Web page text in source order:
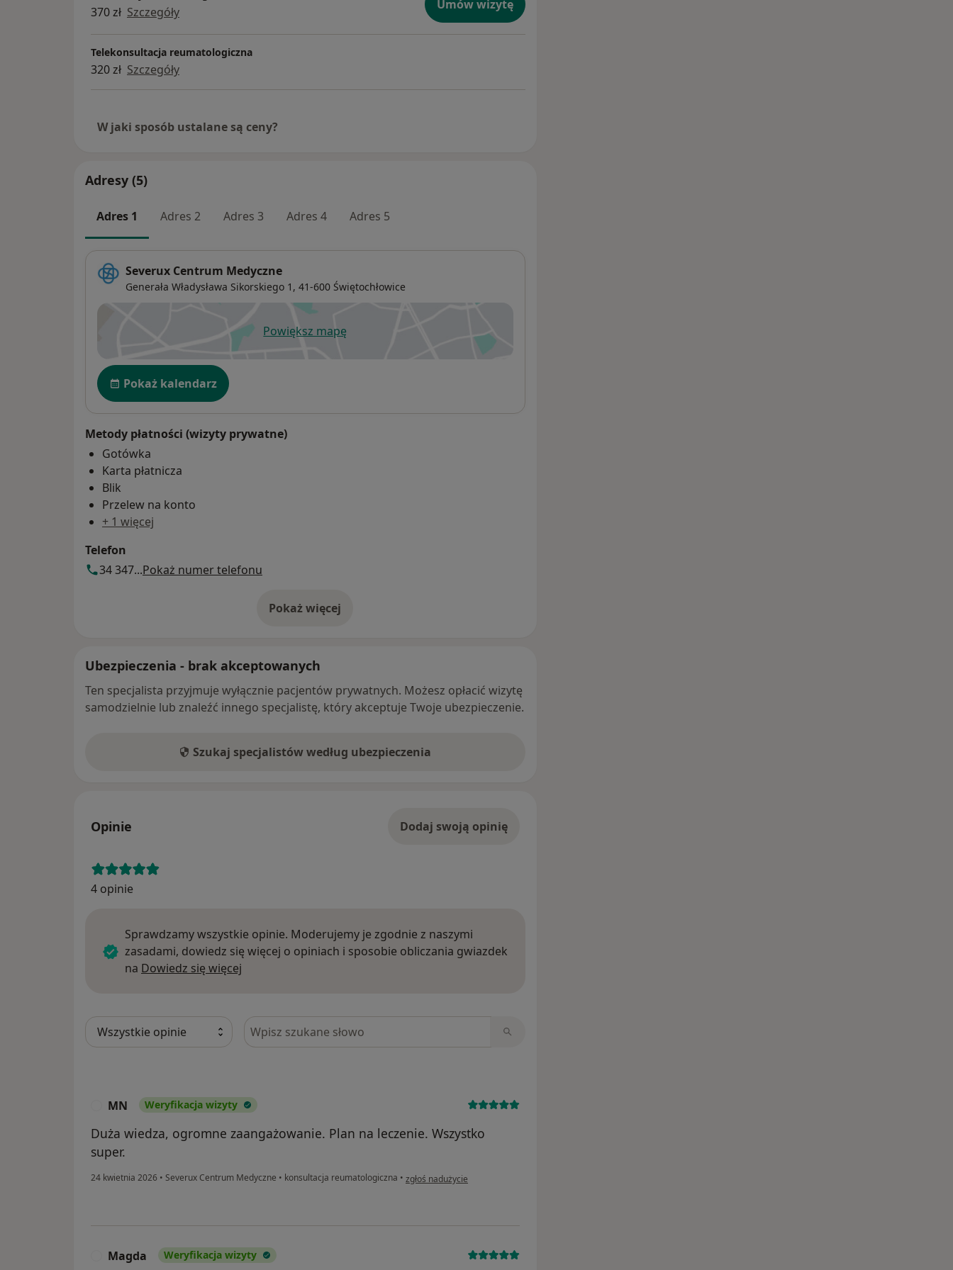
i ogólna, dermatologia, diabetologia, dietetyka,
endokrynologia, fizjoterapia, ginekologia,
hematologia, interna, kardiologia, laryngologia,
medycyna estetyczna, medycyna pracy,
neurologia, okulistyka, onkologia, optometria,
ortodoncja, ortopedia, pediatria, podologia,
przewlekłych, poradnia leczenia stopy
urologia. W placówce w Świętochłowicach działa
też punkt pobrań oraz pracownia radiologii
stomatologicznej. Do zobaczenia w CM Severux!
:)
370 zł Szczegóły Umów wizytę
Telekonsultacja reumatologiczna
320 zł Szczegóły
W jaki sposób ustalane są ceny?
Adresy (5)
Adres 1 Adres 2 Adres 3 Adres 4 Adres 5
Severux Centrum Medyczne
Generała Władysława Sikorskiego 1, 41-600 Świętochłowice
Powiększ mapęotwiera się w nowej karcie
Dostępność
Pokaż kalendarz
Metody płatności (wizyty prywatne)
Gotówka
Karta płatnicza
Blik
Przelew na konto
+ 1 więcej
Telefon
34 347...Pokaż numer telefonu
Pokaż więcej
o adresie
Ubezpieczenia - brak akceptowanych
Ten specjalista przyjmuje wyłącznie pacjentów prywatnych. Możesz opłacić wizytę
samodzielnie lub znaleźć innego specjalistę, który akceptuje Twoje ubezpieczenie.
Szukaj specjalistów według ubezpieczenia
Opinie Dodaj swoją opinię
4 opinie
Sprawdzamy wszystkie opinie. Moderujemy je zgodnie z naszymi
zasadami, dowiedz się więcej o opiniach i sposobie obliczania gwiazdek
na Dowiedz się więcej
Szukaj w opiniach
MN Weryfikacja wizyty
Duża wiedza, ogromne zaangażowanie. Plan na leczenie. Wszystko
super.
24 kwietnia 2026 • Severux Centrum Medyczne • konsultacja reumatologiczna • w opinii użytkownika MN
zgłoś nadużycie
Magda Weryfikacja wizyty